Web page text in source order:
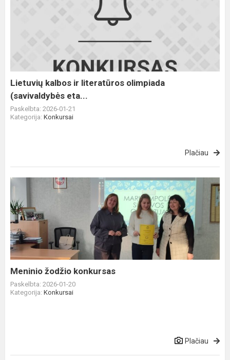
Lietuvių kalbos ir literatūros olimpiada
(savivaldybės eta...
Paskelbta: 2026-01-21
Kategorija: Konkursai
Plačiau
Meninio
konkursas
Meninio žodžio konkursas
Paskelbta: 2026-01-20
Kategorija: Konkursai
Plačiau